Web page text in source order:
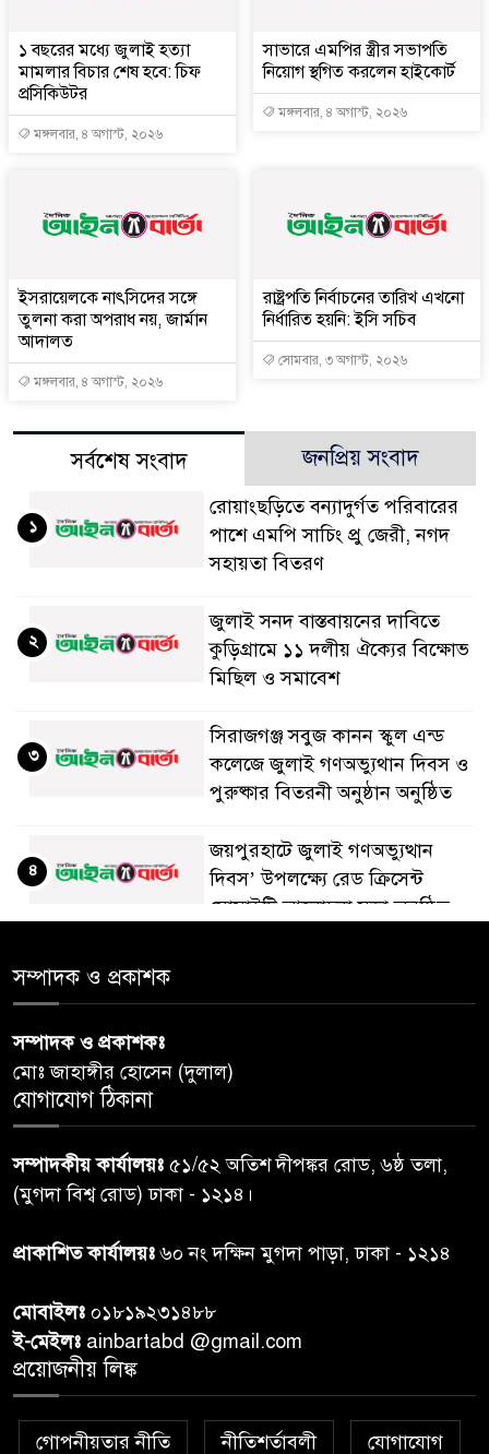
১ বছরের মধ্যে জুলাই হত্যা
মামলার বিচার শেষ হবে: চিফ
প্রসিকিউটর
মঙ্গলবার, ৪ অগাস্ট, ২০২৬
সাভারে এমপির স্ত্রীর সভাপতি
নিয়োগ স্থগিত করলেন হাইকোর্ট
মঙ্গলবার, ৪ অগাস্ট, ২০২৬
ইসরায়েলকে নাৎসিদের সঙ্গে
তুলনা করা অপরাধ নয়, জার্মান
আদালত
মঙ্গলবার, ৪ অগাস্ট, ২০২৬
রাষ্ট্রপতি নির্বাচনের তারিখ এখনো
নির্ধারিত হয়নি: ইসি সচিব
সোমবার, ৩ অগাস্ট, ২০২৬
সর্বশেষ সংবাদ জনপ্রিয় সংবাদ
রোয়াংছড়িতে বন্যাদুর্গত পরিবারের
পাশে এমপি সাচিং প্রু জেরী, নগদ
সহায়তা বিতরণ
১
জুলাই সনদ বাস্তবায়নের দাবিতে
কুড়িগ্রামে ১১ দলীয় ঐক্যের বিক্ষোভ
মিছিল ও সমাবেশ
২
সিরাজগঞ্জ সবুজ কানন স্কুল এন্ড
কলেজে জুলাই গণঅভ্যুথান দিবস ও
পুরুষ্কার বিতরনী অনুষ্ঠান অনুষ্ঠিত
৩
জয়পুরহাটে জুলাই গণঅভ্যুত্থান
দিবস’ উপলক্ষ্যে রেড ক্রিসেন্ট
সোসাইটি আলোচনা সভা অনুষ্ঠিত
৪
দিবস-২০২৬’।
৫
মাঝে ১৩ লক্ষ ১৫ হাজার টাকা
বিতরণ
৬
বান্দরবানে বন্যায় ক্ষতিগ্রস্তদের
দক্ষিণ চট্টগ্রামের এক অসহায় ও
ডোনার্স ক্লাব” এবং “হাসিমুখ পরিবার”
৮
সম্পাদক ও প্রকাশক
সম্পাদক ও প্রকাশকঃ
মোঃ জাহাঙ্গীর হোসেন (দুলাল)
যোগাযোগ ঠিকানা
সম্পাদকীয় কার্যালয়ঃ ৫১/৫২ অতিশ দীপঙ্কর রোড, ৬ষ্ঠ তলা,
(মুগদা বিশ্ব রোড) ঢাকা - ১২১৪।
প্রাকাশিত কার্যালয়ঃ৬০ নং দক্ষিন মুগদা পাড়া, ঢাকা - ১২১৪
মোবাইলঃ ০১৮১৯২৩১৪৮৮
ই-মেইলঃ ainbartabd @gmail.com
প্রয়োজনীয় লিঙ্ক
গোপনীয়তার নীতি নীতিশর্তাবলী যোগাযোগ